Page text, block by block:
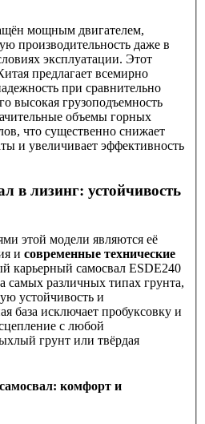
мощным двигателем,
производительность даже в
эксплуатации. Этот
предлагает всемирно
при сравнительно
высокая грузоподъемность
объемы горных
что существенно снижает
и увеличивает эффективность
в лизинг: устойчивость
этой модели являются её
и современные технические
карьерный самосвал ESDE240
самых различных типах грунта,
устойчивость и
база исключает пробуксовку и
с любой
грунт или твёрдая
комфорт и